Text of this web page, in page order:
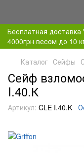
Бесплатная доставка
4000грн весом до 10
Каталог Сейфы
Сейф
I.40.К
Артикул: CLE I.40.K